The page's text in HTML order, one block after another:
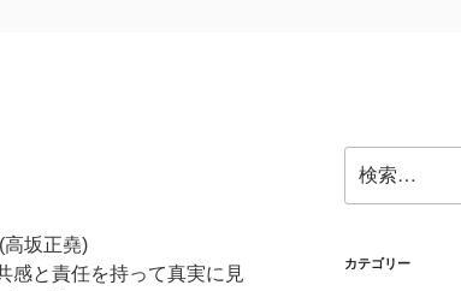
(高坂正堯)
感と責任を持って真実に見
索:
カテゴリー